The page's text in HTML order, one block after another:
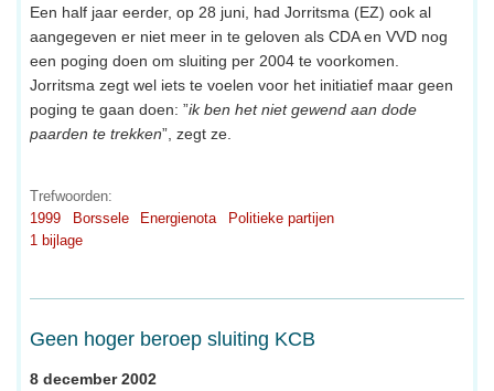
Een half jaar eerder, op 28 juni, had Jorritsma (EZ) ook al
aangegeven er niet meer in te geloven als CDA en VVD nog
een poging doen om sluiting per 2004 te voorkomen.
Jorritsma zegt wel iets te voelen voor het initiatief maar geen
poging te gaan doen: ”ik ben het niet gewend aan dode
paarden te trekken”, zegt ze.
Trefwoorden:
1999
Borssele Energienota
Politieke partijen
1 bijlage
Geen hoger beroep sluiting KCB
8 december 2002